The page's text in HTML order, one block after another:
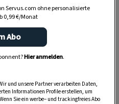
Servus.com ohne personalisierte
0,99 €/Monat
Abo
Hier anmelden.
und unsere Partner verarbeiten Daten,
Informationen Profile erstellen, um
Sie ein werbe– und trackingfreies Abo